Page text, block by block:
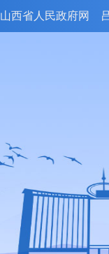
山西省人民政府网